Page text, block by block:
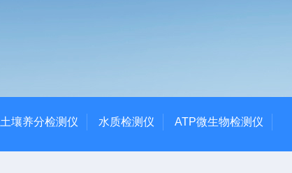
土壤养分检测仪 水质检测仪 ATP微生物检测仪